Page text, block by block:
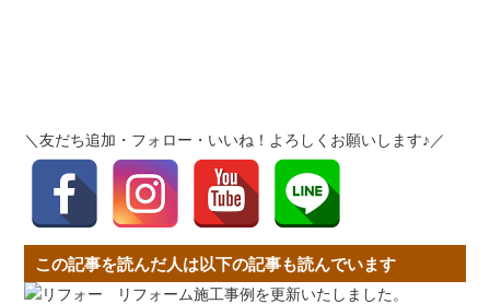
＼友だち追加・フォロー・いいね！よろしくお願いします♪／
この記事を読んだ人は以下の記事も読んでいます
リフォーム施工事例を更新いたしました。